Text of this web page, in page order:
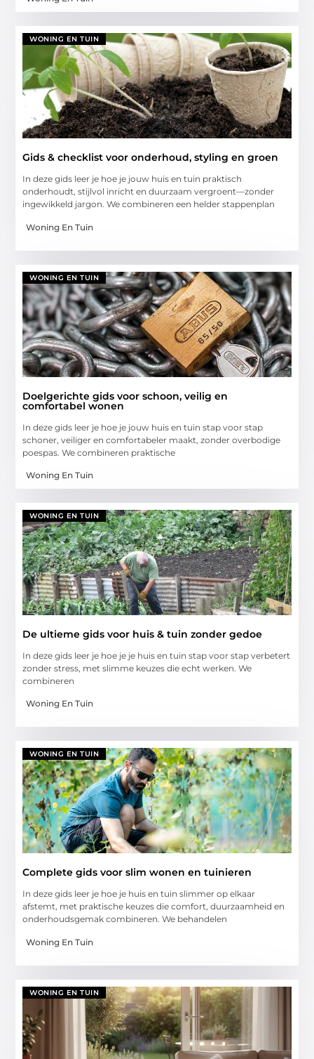
WONING EN TUIN
Gids & checklist voor onderhoud, styling en groen
In deze gids leer je hoe je jouw huis en tuin praktisch
onderhoudt, stijlvol inricht en duurzaam vergroent—zonder
ingewikkeld jargon. We combineren een helder stappenplan
Woning En Tuin
WONING EN TUIN
Doelgerichte gids voor schoon, veilig en
comfortabel wonen
In deze gids leer je hoe je jouw huis en tuin stap voor stap
schoner, veiliger en comfortabeler maakt, zonder overbodige
poespas. We combineren praktische
Woning En Tuin
WONING EN TUIN
De ultieme gids voor huis & tuin zonder gedoe
In deze gids leer je hoe je je huis en tuin stap voor stap verbetert
zonder stress, met slimme keuzes die echt werken. We
combineren
Woning En Tuin
WONING EN TUIN
Complete gids voor slim wonen en tuinieren
In deze gids leer je hoe je huis en tuin slimmer op elkaar
afstemt, met praktische keuzes die comfort, duurzaamheid en
onderhoudsgemak combineren. We behandelen
Woning En Tuin
WONING EN TUIN